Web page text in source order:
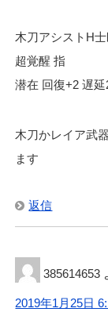
木刀アシストH士
超覚醒 指
潜在 回復+2 遅延
木刀かレイア武
ます
返信
385614653
2019年1月25日